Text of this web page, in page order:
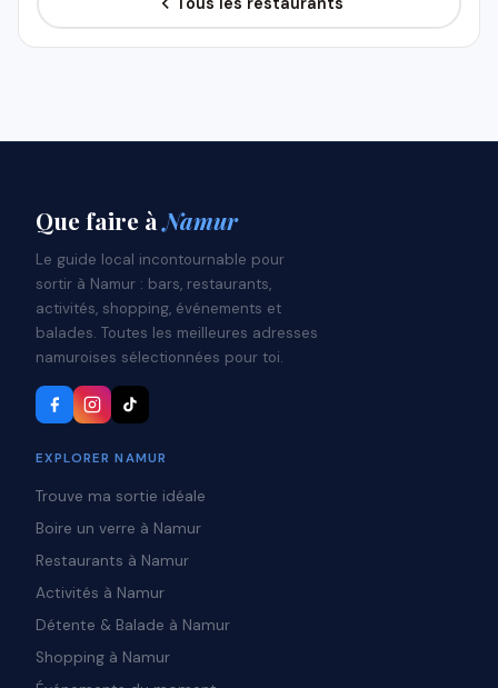
Que faire à Namur
Le guide local incontournable pour
sortir à Namur : bars, restaurants,
activités, shopping, événements et
balades. Toutes les meilleures adresses
namuroises sélectionnées pour toi.
EXPLORER NAMUR
Trouve ma sortie idéale
Boire un verre à Namur
Restaurants à Namur
Activités à Namur
Détente & Balade à Namur
Shopping à Namur